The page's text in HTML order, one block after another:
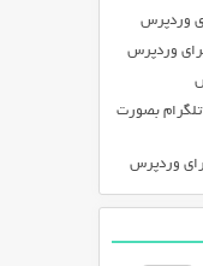
وردپرس
وردپرس
بصورت